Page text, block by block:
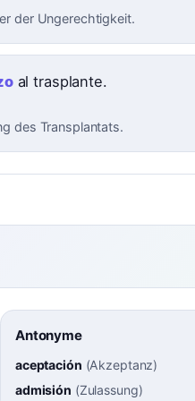
der Ungerechtigkeit.
al trasplante.
des Transplantats.
Antonyme
aceptación (Akzeptanz)
admisión (Zulassung)